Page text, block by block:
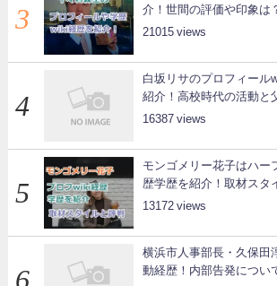
介！世間の評価や印象は
21015
白坂リサのプロフィール
紹介！高校時代の活動と
16387
モンゴメリー花子はハー
歴学歴を紹介！取材スタ
13172
横浜市人事部長・久保田
動経歴！内部告発につい